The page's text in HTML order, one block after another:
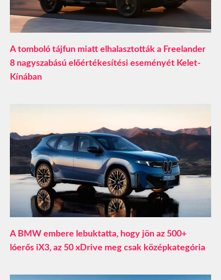
A tomboló tájfun miatt elhalasztották a Freelander
8 nagyszabású előértékesítési eseményét Kelet-
Kínában
A BMW embere lebuktatta, hogy jön az 500+
lóerős iX3, az 50 xDrive meg csak középkategória